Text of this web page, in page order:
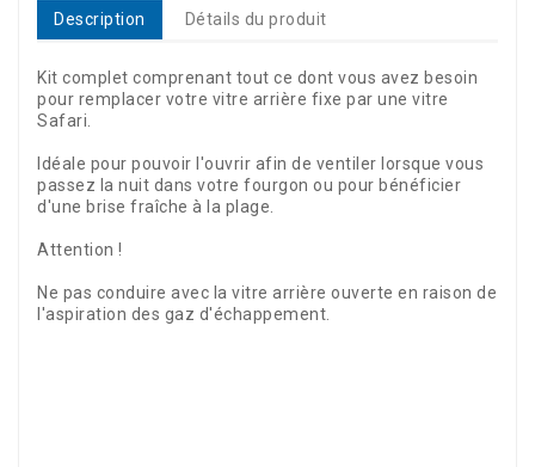
Description Détails du produit
Kit complet comprenant tout ce dont vous avez besoin
pour remplacer votre vitre arrière fixe par une vitre
Safari.
Idéale pour pouvoir l'ouvrir afin de ventiler lorsque vous
passez la nuit dans votre fourgon ou pour bénéficier
d'une brise fraîche à la plage.
Attention !
Ne pas conduire avec la vitre arrière ouverte en raison de
l'aspiration des gaz d'échappement.